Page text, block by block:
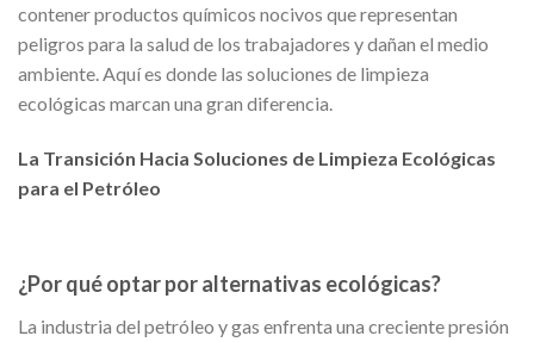
contener productos químicos nocivos que representan
peligros para la salud de los trabajadores y dañan el medio
ambiente. Aquí es donde las soluciones de limpieza
ecológicas marcan una gran diferencia.
La Transición Hacia Soluciones de Limpieza Ecológicas
para el Petróleo
¿Por qué optar por alternativas ecológicas?
La industria del petróleo y gas enfrenta una creciente presión